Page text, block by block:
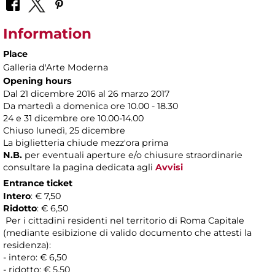
Information
Place
Galleria d'Arte Moderna
Opening hours
Dal 21 dicembre 2016 al 26 marzo 2017
Da martedì a domenica ore 10.00 - 18.30
24 e 31 dicembre ore 10.00-14.00
Chiuso lunedì, 25 dicembre
La biglietteria chiude mezz'ora prima
N.B. per eventuali aperture e/o chiusure straordinarie
consultare la pagina dedicata agli Avvisi
Entrance ticket
Intero: € 7,50
Ridotto: € 6,50
Per i cittadini residenti nel territorio di Roma Capitale
(mediante esibizione di valido documento che attesti la
residenza):
- intero: € 6,50
- ridotto: € 5,50